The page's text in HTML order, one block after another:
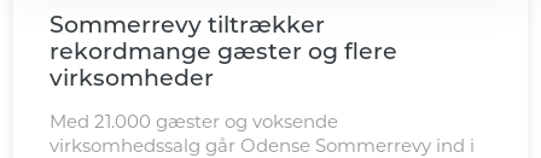
Sommerrevy tiltrækker
rekordmange gæster og flere
virksomheder
Med 21.000 gæster og voksende
virksomhedssalg går Odense Sommerrevy ind i